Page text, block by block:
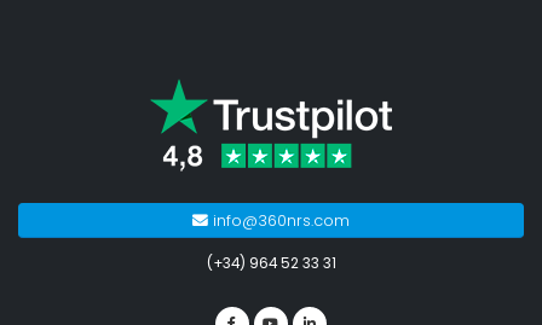
info@360nrs.com
(+34) 964 52 33 31